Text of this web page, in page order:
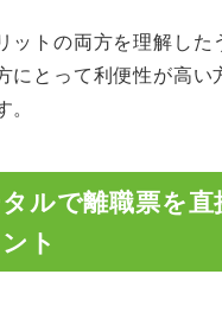
ットの両方を理解した
にとって利便性が高い
ルで離職票を直
ト